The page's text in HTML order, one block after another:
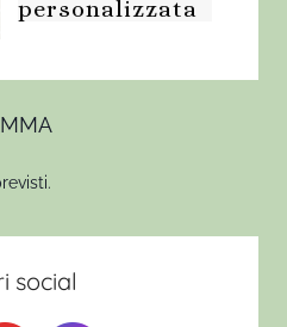
personalizzata
social